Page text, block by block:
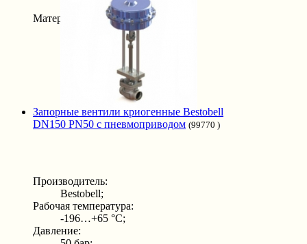
Материал:
нержавеющая сталь;
Запорные вентили криогенные Bestobell
DN150 PN50 с пневмоприводом (99770 )
Производитель:
Bestobell;
Рабочая температура:
-196…+65 °С;
Давление: